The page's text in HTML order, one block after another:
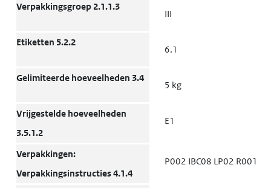
Verpakkingsgroep 2.1.1.3
III
Etiketten 5.2.2
6.1
Gelimiteerde hoeveelheden 3.4
5 kg
Vrijgestelde hoeveelheden
3.5.1.2
E1
Verpakkingen:
Verpakkingsinstructies 4.1.4
P002 IBC08 LP02 R001